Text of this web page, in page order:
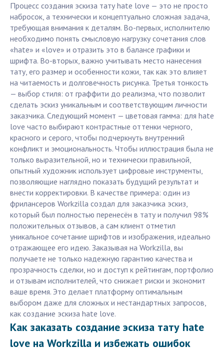
Процесс создания эскиза тату hate love — это не просто
набросок, а технически и концептуально сложная задача,
требующая внимания к деталям. Во-первых, исполнителю
необходимо понять смысловую нагрузку сочетания слов
«hate» и «love» и отразить это в балансе графики и
шрифта. Во-вторых, важно учитывать место нанесения
тату, его размер и особенности кожи, так как это влияет
на читаемость и долговечность рисунка. Третья тонкость
— выбор стиля: от граффити до реализма, что позволит
сделать эскиз уникальным и соответствующим личности
заказчика. Следующий момент — цветовая гамма: для hate
love часто выбирают контрастные оттенки черного,
красного и серого, чтобы подчеркнуть внутренний
конфликт и эмоциональность. Чтобы иллюстрация была не
только выразительной, но и технически правильной,
опытный художник использует цифровые инструменты,
позволяющие наглядно показать будущий результат и
внести корректировки. В качестве примера: один из
фрилансеров Workzilla создал для заказчика эскиз,
который был полностью перенесён в тату и получил 98%
положительных отзывов, а сам клиент отметил
уникальное сочетание шрифтов и изображения, идеально
отражающее его идею. Заказывая на Workzilla, вы
получаете не только надежную гарантию качества и
прозрачность сделки, но и доступ к рейтингам, портфолио
и отзывам исполнителей, что снижает риски и экономит
ваше время. Это делает платформу оптимальным
выбором даже для сложных и нестандартных запросов,
как создание эскиза hate love.
Как заказать создание эскиза тату hate
love на Workzilla и избежать ошибок